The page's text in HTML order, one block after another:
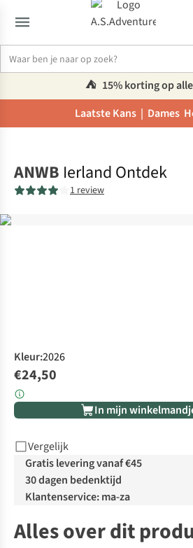
⛺️ 15% korting op
Laatste Kans | Dames
ANWB Ierland Ontdek
1 review
Kleur:2026
€24,50
In mijn
Vergelijk
Gratis levering vanaf €45
30 dagen bedenktijd
Klantenservice: ma-za
Alles over dit